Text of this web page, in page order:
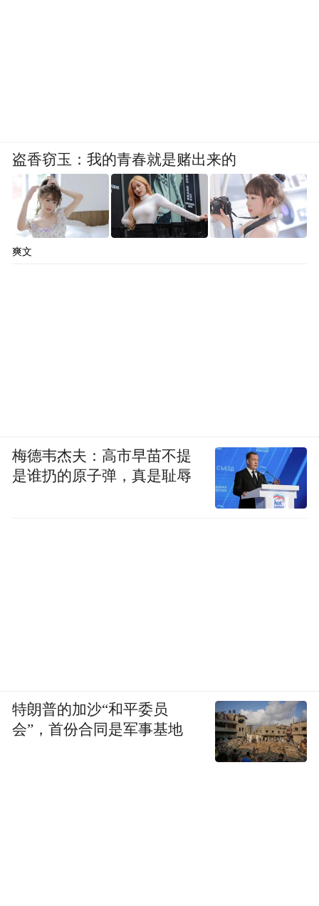
盗香窃玉：我的青春就是赌出来的
爽文
梅德韦杰夫：高市早苗不提
是谁扔的原子弹，真是耻辱
特朗普的加沙“和平委员
会”，首份合同是军事基地